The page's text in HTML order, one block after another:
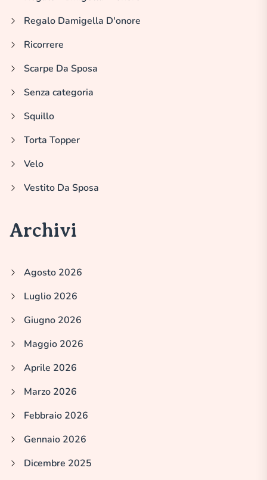
Regalo Damigella D'onore
Ricorrere
Scarpe Da Sposa
Senza categoria
Squillo
Torta Topper
Velo
Vestito Da Sposa
Archivi
Agosto 2026
Luglio 2026
Giugno 2026
Maggio 2026
Aprile 2026
Marzo 2026
Febbraio 2026
Gennaio 2026
Dicembre 2025